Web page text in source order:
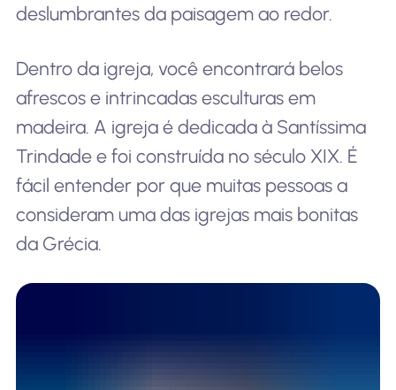
deslumbrantes da paisagem ao redor.
Dentro da igreja, você encontrará belos
afrescos e intrincadas esculturas em
madeira. A igreja é dedicada à Santíssima
Trindade e foi construída no século XIX. É
fácil entender por que muitas pessoas a
consideram uma das igrejas mais bonitas
da Grécia.